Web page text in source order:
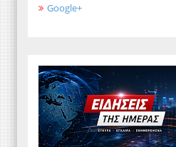
Google+